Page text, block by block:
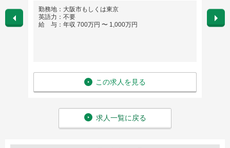
勤務地：大阪市もしくは東京
英語力：不要
給 与：年収 700万円 〜 1,000万円
この求人を見る
勤務
英語
給
求人一覧に戻る